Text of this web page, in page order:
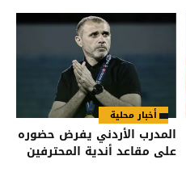
أخبار محلية
المدرب الأردني يفرض حضوره
على مقاعد أندية المحترفين